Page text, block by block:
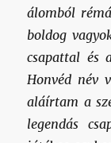
álomból
boldog
csapattal és
Honvéd név
aláírtam a
legendás